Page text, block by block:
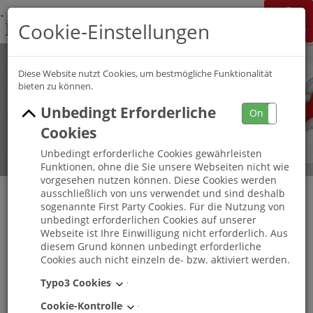
Jobchannel
Job Map
Freiwilliges Soziales Jahr K&S
Seniorenresidenz Grimma
Cookie-Einstellungen
Diese Website nutzt Cookies, um bestmögliche Funktionalität
bieten zu können.
Unbedingt Erforderliche
Cookies
On
Unbedingt erforderliche Cookies gewährleisten
Funktionen, ohne die Sie unsere Webseiten nicht wie
vorgesehen nutzen können. Diese Cookies werden
ausschließlich von uns verwendet und sind deshalb
sogenannte First Party Cookies. Für die Nutzung von
unbedingt erforderlichen Cookies auf unserer
Webseite ist Ihre Einwilligung nicht erforderlich. Aus
diesem Grund können unbedingt erforderliche
Cookies auch nicht einzeln de- bzw. aktiviert werden.
Typo3 Cookies
Cookie-Kontrolle